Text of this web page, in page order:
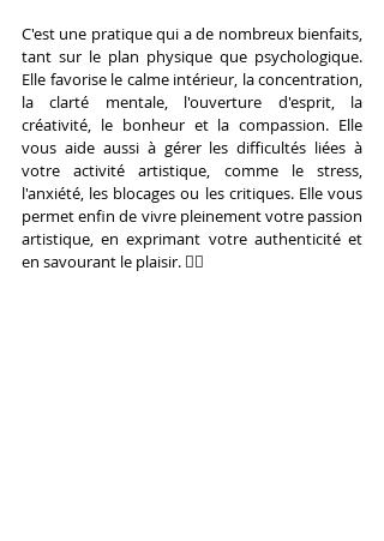
C'est une pratique qui a de nombreux bienfaits,
tant sur le plan physique que psychologique.
Elle favorise le calme intérieur, la concentration,
la clarté mentale, l'ouverture d'esprit, la
créativité, le bonheur et la compassion. Elle
vous aide aussi à gérer les difficultés liées à
votre activité artistique, comme le stress,
l'anxiété, les blocages ou les critiques. Elle vous
permet enfin de vivre pleinement votre passion
artistique, en exprimant votre authenticité et
en savourant le plaisir. 👍🏻